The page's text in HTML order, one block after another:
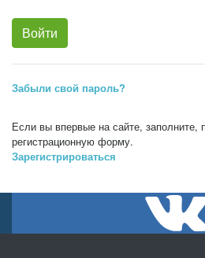
Забыли свой пароль?
Если вы впервые на сайте, заполните,
регистрационную форму.
Зарегистрироваться